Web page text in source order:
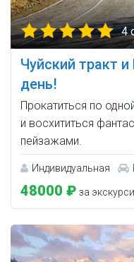
4
Чуйский тракт и
день!
Прокатиться по
и восхититься
пейзажами.
Индивидуальная
48000 ₽ за